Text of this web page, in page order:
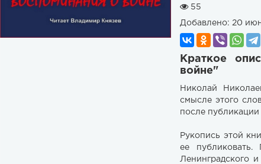
55
Добавлено: 20
Краткое
войне"
Николай
смысле этого
после публикации
Рукопись этой
ее
Ленинградского